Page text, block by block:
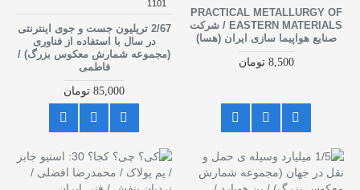
PRACTICAL METALLURGY OF
EASTERN MATERIALS / شرکت
صنایع هواپیما سازی ایران (هسا)
8,500 تومان
1101
2/67 تریلیون جست و جوی اینترنتی
در سال با استفاده از فناوری
(مجموعه شمارش معکوس بزرگ) /
فاطمی
85,000 تومان